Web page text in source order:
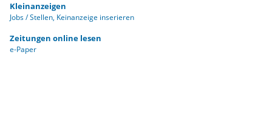
Kleinanzeigen
Jobs / Stellen Keinanzeige inserieren
Zeitungen online lesen
e-Paper